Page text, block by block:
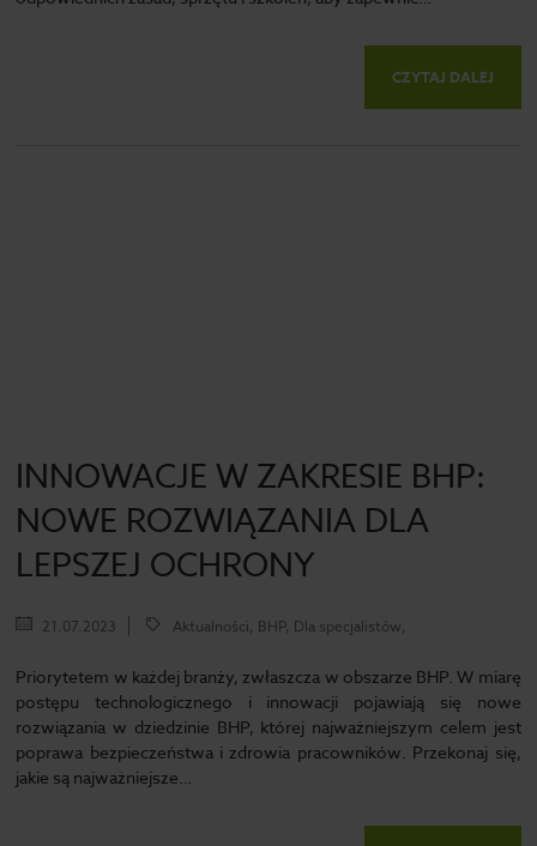
CZYTAJ DALEJ
INNOWACJE W ZAKRESIE BHP:
NOWE ROZWIĄZANIA DLA
LEPSZEJ OCHRONY
21.07.2023 Aktualności, BHP, Dla specjalistów,
Priorytetem w każdej branży, zwłaszcza w obszarze BHP. W miarę
postępu technologicznego i innowacji pojawiają się nowe
rozwiązania w dziedzinie BHP, której najważniejszym celem jest
poprawa bezpieczeństwa i zdrowia pracowników. Przekonaj się,
jakie są najważniejsze…